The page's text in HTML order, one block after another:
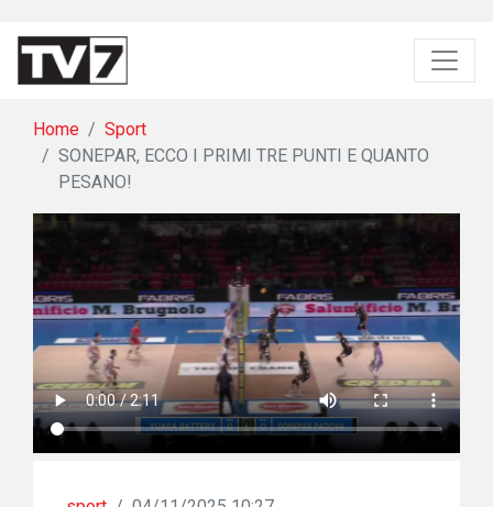
Home
Sport
SONEPAR, ECCO I PRIMI TRE PUNTI E QUANTO
PESANO!